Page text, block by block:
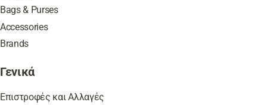
Bags & Purses
Accessories
Brands
Γενικά
Επιστροφές και Αλλαγές